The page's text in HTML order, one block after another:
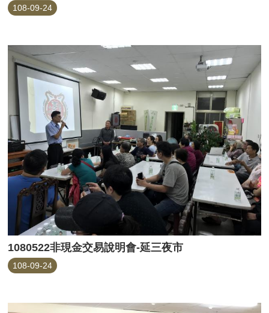
108-09-24
1080522非現金交易說明會-延三夜市
108-09-24